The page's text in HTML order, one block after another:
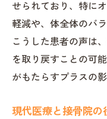
せられており、特に
軽減や、体全体のバ
こうした患者の声は
を取り戻すことの可
がもたらすプラスの
現代医療と接骨院の